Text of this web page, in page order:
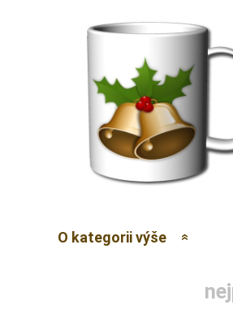
O kategorii výše